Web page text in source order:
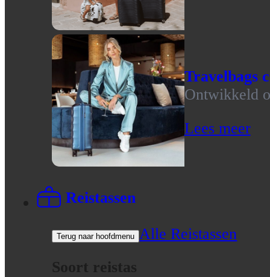
Travelbags
Ontwikkeld
Lees meer
Reistassen
Terug naar hoofdmenu
Alle Reistassen
Soort reistas